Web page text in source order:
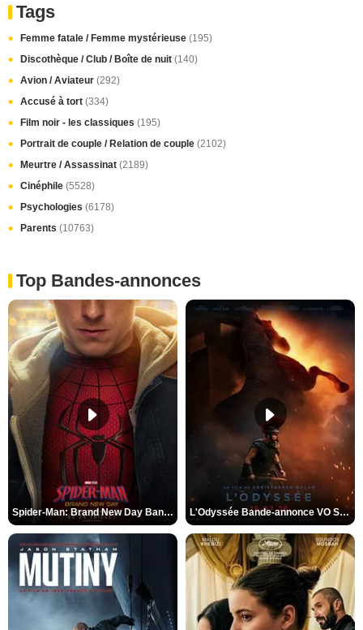
Tags
Femme fatale / Femme mystérieuse (195)
Discothèque / Club / Boîte de nuit (140)
Avion / Aviateur (292)
Accusé à tort (334)
Film noir - les classiques (195)
Portrait de couple / Relation de couple (2102)
Meurtre / Assassinat (2189)
Cinéphile (5528)
Psychologies (6178)
Parents (10763)
Top Bandes-annonces
Spider-Man: Brand New Day Bande-annonce VO STFR L'Odyssée Bande-annonce VO STFR